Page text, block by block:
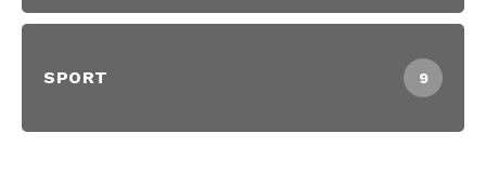
SPORT 9